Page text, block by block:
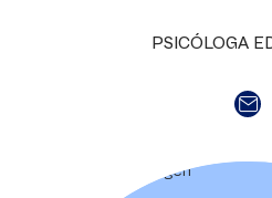
PSICÓLOGA